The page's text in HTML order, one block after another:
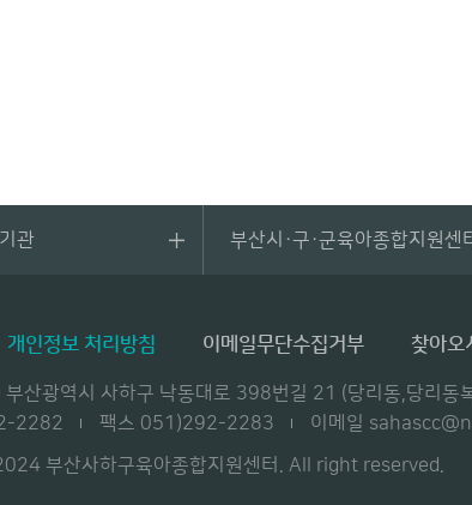
관 부산시·구·군육아종합지원센
개인정보 처리방침 이메일무단수집거부 찾아오
산광역시 사하구 낙동대로 398번길 21 (당리동,당리동
2282
팩스 051)292-2283
이메일
부산사하구육아종합지원센터. All right reserved.